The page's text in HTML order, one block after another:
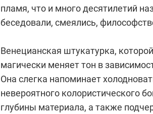
пламя, что и много десятилетий
беседовали, смеялись,
Венецианская штукатурка,
магически меняет тон в
Она слегка напоминает
невероятного колористического
глубины материала, а также